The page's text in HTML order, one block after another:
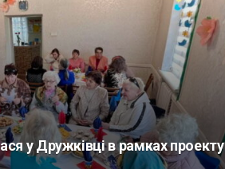
у Дружківці в рамках проекту